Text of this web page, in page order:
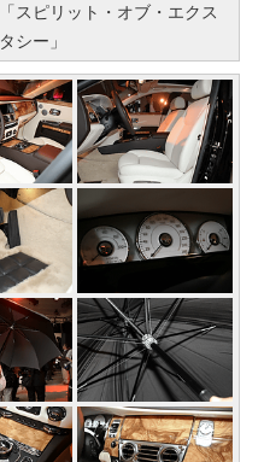
「スピリット・オブ・エクス
タシー」